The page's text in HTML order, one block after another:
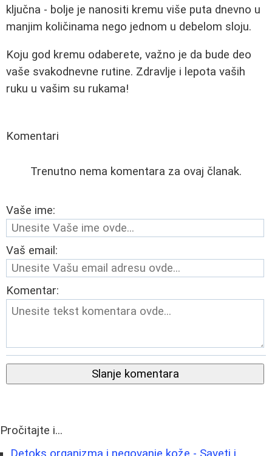
ključna - bolje je nanositi kremu više puta dnevno u
manjim količinama nego jednom u debelom sloju.
Koju god kremu odaberete, važno je da bude deo
vaše svakodnevne rutine. Zdravlje i lepota vaših
ruku u vašim su rukama!
Komentari
Trenutno nema komentara za ovaj članak.
Vaše ime:
Vaš email:
Komentar:
Slanje komentara
Pročitajte i...